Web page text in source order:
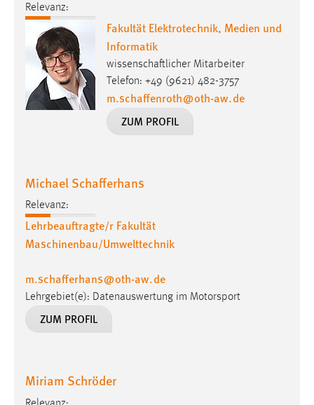
Relevanz:
Fakultät Elektrotechnik, Medien und
Informatik
wissenschaftlicher Mitarbeiter
Telefon: +49 (9621) 482-3757
m.schaffenroth@oth-aw.de
ZUM PROFIL
Michael Schafferhans
Relevanz:
Lehrbeauftragte/r Fakultät
Maschinenbau/Umwelttechnik
m.schafferhans@oth-aw.de
Lehrgebiet(e): Datenauswertung im Motorsport
ZUM PROFIL
Miriam Schröder
Conversion-Tracking
Cookie Laufzeit:
3 Monate
Facebook Pixel
Facebook
Zweck:
Conversion-Tracking
Cookie Laufzeit:
EXTERNE MEDIEN
externen Medien Cookies gesetzt.